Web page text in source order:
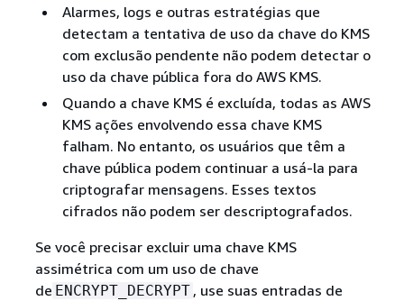
Alarmes, logs e outras estratégias que
detectam a tentativa de uso da chave do KMS
com exclusão pendente não podem detectar o
uso da chave pública fora do AWS KMS.
Quando a chave KMS é excluída, todas as AWS
KMS ações envolvendo essa chave KMS
falham. No entanto, os usuários que têm a
chave pública podem continuar a usá-la para
criptografar mensagens. Esses textos
cifrados não podem ser descriptografados.
Se você precisar excluir uma chave KMS
assimétrica com um uso de chave
de ENCRYPT_DECRYPT , use suas entradas de